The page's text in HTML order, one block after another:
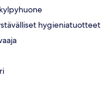
hygieniatuotteet